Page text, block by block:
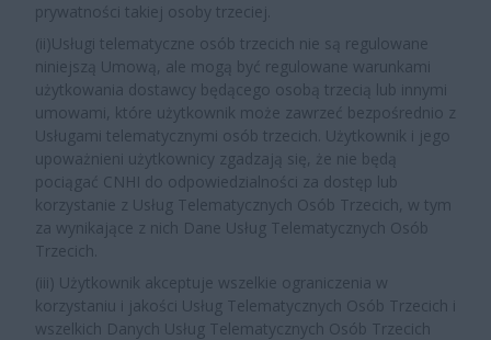
prywatności takiej osoby trzeciej.
(ii)Usługi telematyczne osób trzecich nie są regulowane
niniejszą Umową, ale mogą być regulowane warunkami
użytkowania dostawcy będącego osobą trzecią lub innymi
umowami, które użytkownik może zawrzeć bezpośrednio z
Usługami telematycznymi osób trzecich. Użytkownik i jego
upoważnieni użytkownicy zgadzają się, że nie będą
pociągać CNHI do odpowiedzialności za dostęp lub
korzystanie z Usług Telematycznych Osób Trzecich, w tym
za wynikające z nich Dane Usług Telematycznych Osób
Trzecich.
(iii) Użytkownik akceptuje wszelkie ograniczenia w
korzystaniu i jakości Usług Telematycznych Osób Trzecich i
wszelkich Danych Usług Telematycznych Osób Trzecich